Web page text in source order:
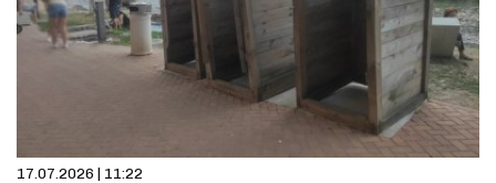
17.07.2026 | 11:22